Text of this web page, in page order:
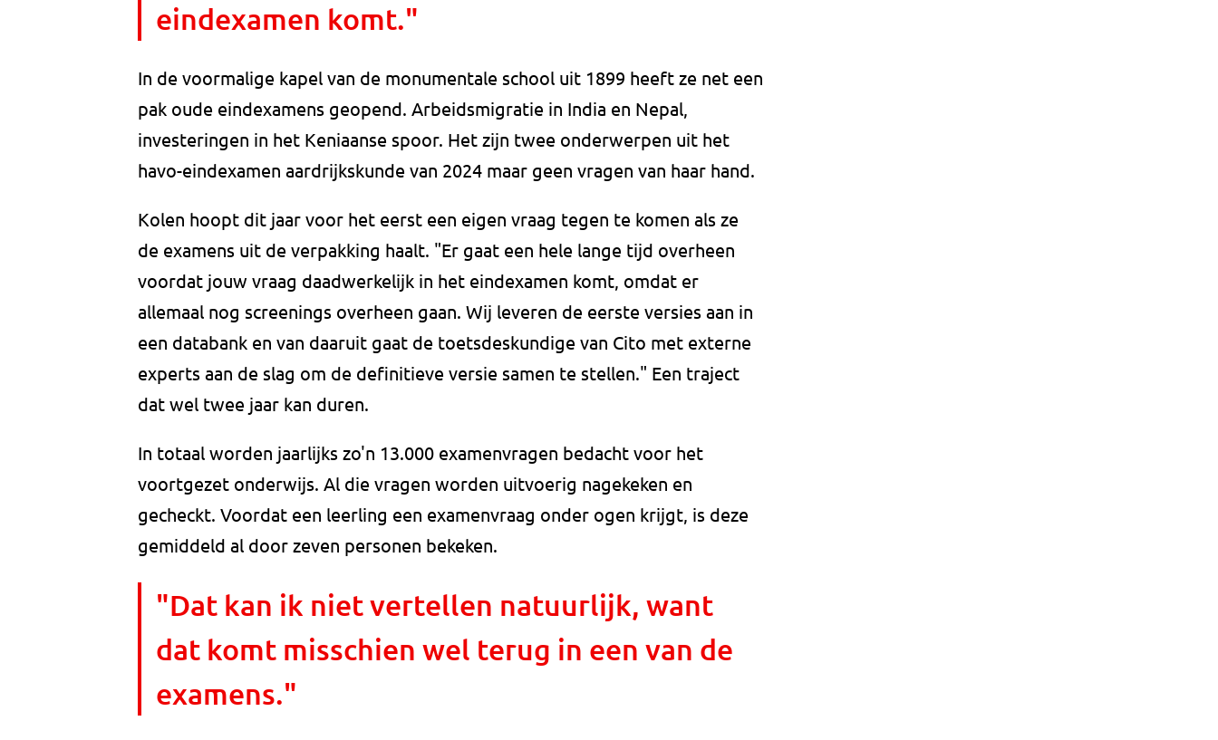
eindexamen komt."
In de voormalige kapel van de monumentale school uit 1899 heeft ze net een
pak oude eindexamens geopend. Arbeidsmigratie in India en Nepal,
investeringen in het Keniaanse spoor. Het zijn twee onderwerpen uit het
havo-eindexamen aardrijkskunde van 2024 maar geen vragen van haar hand.
Kolen hoopt dit jaar voor het eerst een eigen vraag tegen te komen als ze
de examens uit de verpakking haalt. "Er gaat een hele lange tijd overheen
voordat jouw vraag daadwerkelijk in het eindexamen komt, omdat er
allemaal nog screenings overheen gaan. Wij leveren de eerste versies aan in
een databank en van daaruit gaat de toetsdeskundige van Cito met externe
experts aan de slag om de definitieve versie samen te stellen." Een traject
dat wel twee jaar kan duren.
In totaal worden jaarlijks zo'n 13.000 examenvragen bedacht voor het
voortgezet onderwijs. Al die vragen worden uitvoerig nagekeken en
gecheckt. Voordat een leerling een examenvraag onder ogen krijgt, is deze
gemiddeld al door zeven personen bekeken.
"Dat kan ik niet vertellen natuurlijk, want
dat komt misschien wel terug in een van de
examens."